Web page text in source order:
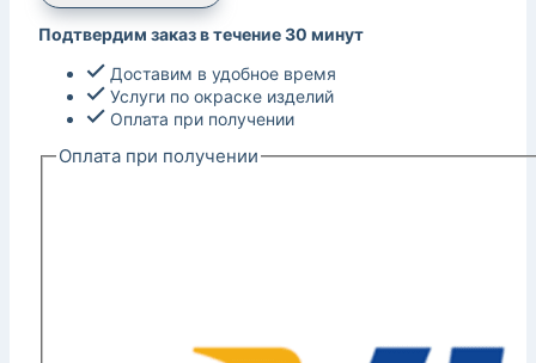
Подтвердим заказ в течение 30 минут
Доставим в удобное время
Услуги по окраске изделий
Оплата при получении
Оплата при получении